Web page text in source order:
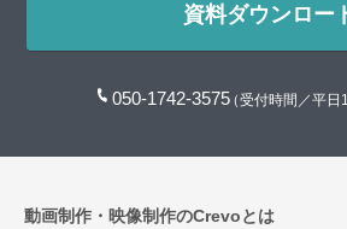
資料ダウンロー
050-1742-3575（受付時間／平日
動画制作・映像制作のCrevoとは